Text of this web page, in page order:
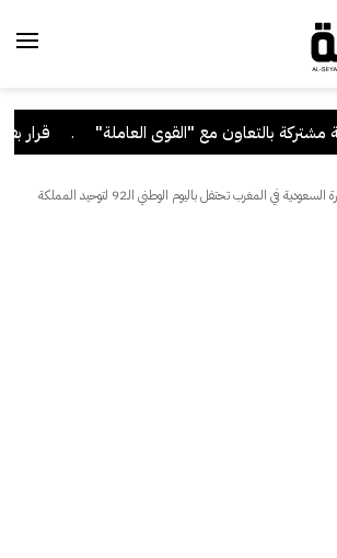
. قرار بفقد الجنسية
في المغرب تحتفل باليوم الوطني الـ92 لتوحيد المملكة